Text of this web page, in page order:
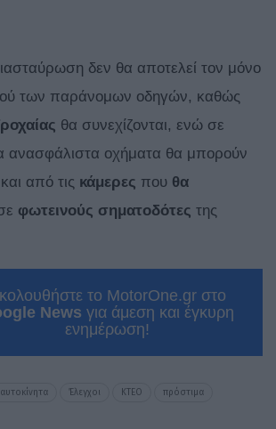
δεν θα αποτελεί τον μόνο
των παράνομων οδηγών, καθώς
θα συνεχίζονται, ενώ σε
ανασφάλιστα οχήματα θα μπορούν
από τις κάμερες που θα
φωτεινούς σηματοδότες της
το MotorOne.gr στο
News για άμεση και έγκυρη
ενημέρωση!
Έλεγχοι ΚΤΕΟ πρόστιμα